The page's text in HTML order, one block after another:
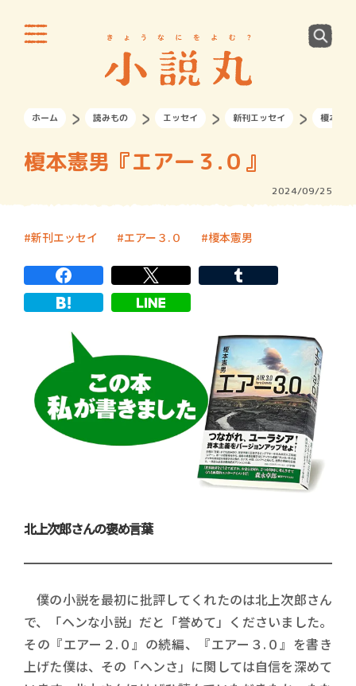
ホーム 読みもの エッセイ 新刊エッセイ 榎本憲
榎本憲男『エアー３.０』
2024/09/25
新刊エッセイ エアー３.０ 榎本憲男
北上次郎さんの褒め言葉
僕の小説を最初に批評してくれたのは北上次郎さん
で、「ヘンな小説」だと「誉めて」くださいました。
その『エアー２.０』の続編、『エアー３.０』を書き
上げた僕は、その「ヘンさ」に関しては自信を深めて